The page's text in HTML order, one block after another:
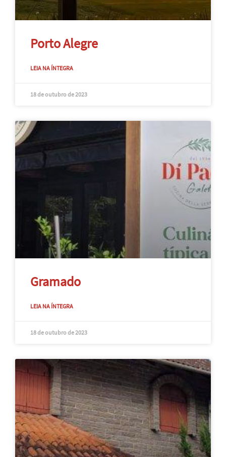
Porto Alegre
LEIA NA ÍNTEGRA
18 de outubro de 2023
Gramado
LEIA NA ÍNTEGRA
18 de outubro de 2023